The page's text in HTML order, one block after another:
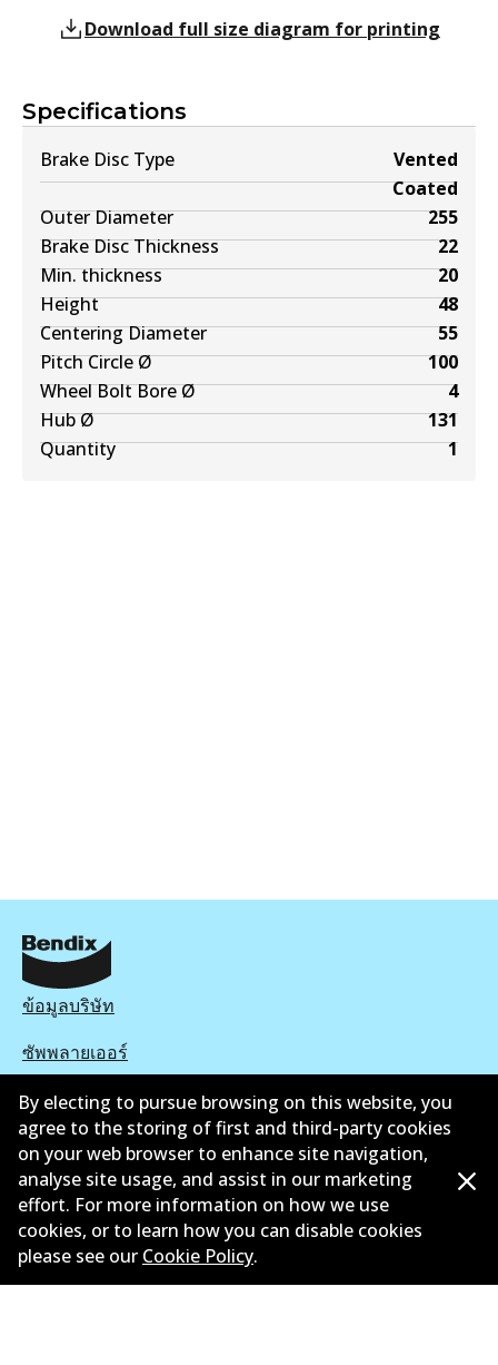
Specifications
Brake Disc Type
Vented
Coated
Outer Diameter
255
Brake Disc Thickness
22
Min. thickness
20
Height
48
Centering Diameter
55
Pitch Circle Ø
100
Wheel Bolt Bore Ø
4
Hub Ø
131
Quantity
1
Download full size diagram for printing
ข้อมูลบริษัท
ซัพพลายเออร์
ติดต่อ
นโยบายความเป็นส่วนตัว
การรับประกัน
ข้อกำหนดและเงื่อนไข
นโยบายการแจ้งเบาะแส
By electing to pursue browsing on this website, you
agree to the storing of first and third-party cookies
on your web browser to enhance site navigation,
analyse site usage, and assist in our marketing
effort. For more information on how we use
cookies, or to learn how you can disable cookies
please see our Cookie Policy.